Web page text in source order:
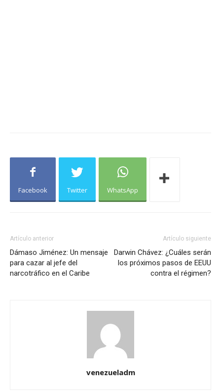
Facebook Twitter WhatsApp
Artículo anterior
Dámaso Jiménez: Un mensaje
para cazar al jefe del
narcotráfico en el Caribe
Artículo siguiente
Darwin Chávez: ¿Cuáles serán
los próximos pasos de EEUU
contra el régimen?
venezueladm